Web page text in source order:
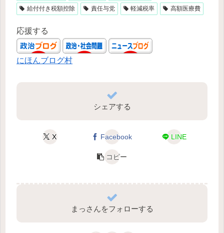
給付付き税額控除
責任与党 軽減税率 高額医療費
応援する
にほんブログ村
シェアする
X Facebook LINE
コピー
まっさんをフォローする